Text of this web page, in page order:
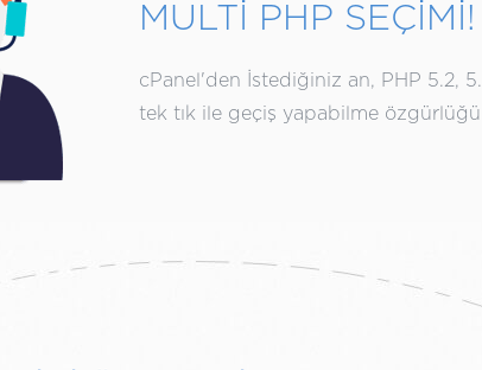
MULTİ PHP SEÇİMİ!
cPanel'den İstediğiniz an, PHP 5.2,
tek tık ile geçiş yapabilme